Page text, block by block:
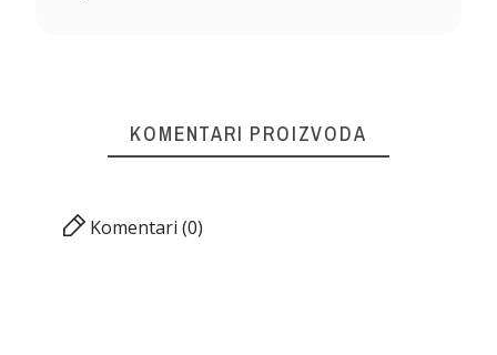
KOMENTARI PROIZVODA
Komentari (0)